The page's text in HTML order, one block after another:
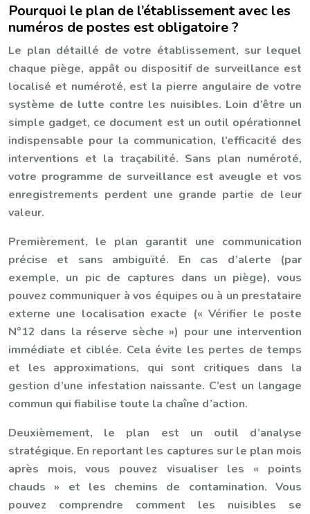
Pourquoi le plan de l’établissement avec les
numéros de postes est obligatoire ?
Le plan détaillé de votre établissement, sur lequel
chaque piège, appât ou dispositif de surveillance est
localisé et numéroté, est la pierre angulaire de votre
système de lutte contre les nuisibles. Loin d’être un
simple gadget, ce document est un outil opérationnel
indispensable pour la communication, l’efficacité des
interventions et la traçabilité. Sans plan numéroté,
votre programme de surveillance est aveugle et vos
enregistrements perdent une grande partie de leur
valeur.
Premièrement, le plan garantit une communication
précise et sans ambiguïté. En cas d’alerte (par
exemple, un pic de captures dans un piège), vous
pouvez communiquer à vos équipes ou à un prestataire
externe une localisation exacte (« Vérifier le poste
N°12 dans la réserve sèche ») pour une intervention
immédiate et ciblée. Cela évite les pertes de temps
et les approximations, qui sont critiques dans la
gestion d’une infestation naissante. C’est un langage
commun qui fiabilise toute la chaîne d’action.
Deuxièmement, le plan est un outil d’analyse
stratégique. En reportant les captures sur le plan mois
après mois, vous pouvez visualiser les « points
chauds » et les chemins de contamination. Vous
pouvez comprendre comment les nuisibles se